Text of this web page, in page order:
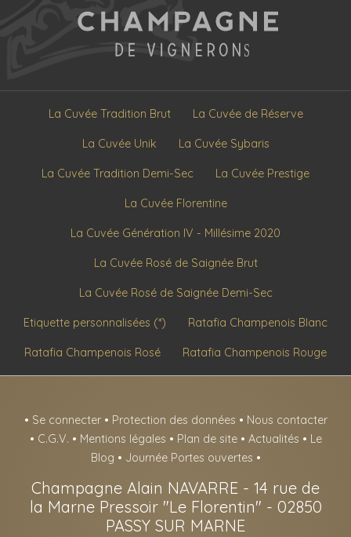
La Cuvée Tradition Brut La Cuvée de Réserve
La Cuvée Unik La Cuvée Sybaris
La Cuvée Tradition Demi-Sec La Cuvée Prestige
La Cuvée Florentine
La Cuvée Génération IV - Millésime 2020
La Cuvée Rosé de Saignée Brut
La Cuvée Rosé de Saignée Demi-Sec
Etiquette personnalisées (*) Ratafia Champenois Blanc
Ratafia Champenois Rosé Ratafia Champenois Rouge
• Se connecter • Protection des données • Nous contacter
• C.G.V. • Mentions légales • Plan de site • Actualités • Le
Blog • Journée Portes ouvertes •
Champagne Alain NAVARRE - 14 rue de
la Marne Pressoir "Le Florentin" - 02850
PASSY SUR MARNE